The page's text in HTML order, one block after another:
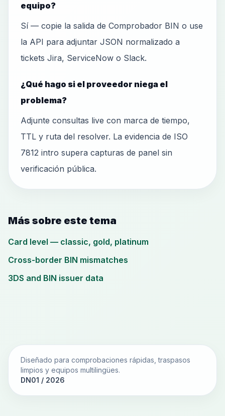
equipo?
Sí — copie la salida de Comprobador BIN o use
la API para adjuntar JSON normalizado a
tickets Jira, ServiceNow o Slack.
¿Qué hago si el proveedor niega el
problema?
Adjunte consultas live con marca de tiempo,
TTL y ruta del resolver. La evidencia de ISO
7812 intro supera capturas de panel sin
verificación pública.
Más sobre este tema
Card level — classic, gold, platinum
Cross-border BIN mismatches
3DS and BIN issuer data
Diseñado para comprobaciones rápidas, traspasos
limpios y equipos multilingües.
DN01 / 2026